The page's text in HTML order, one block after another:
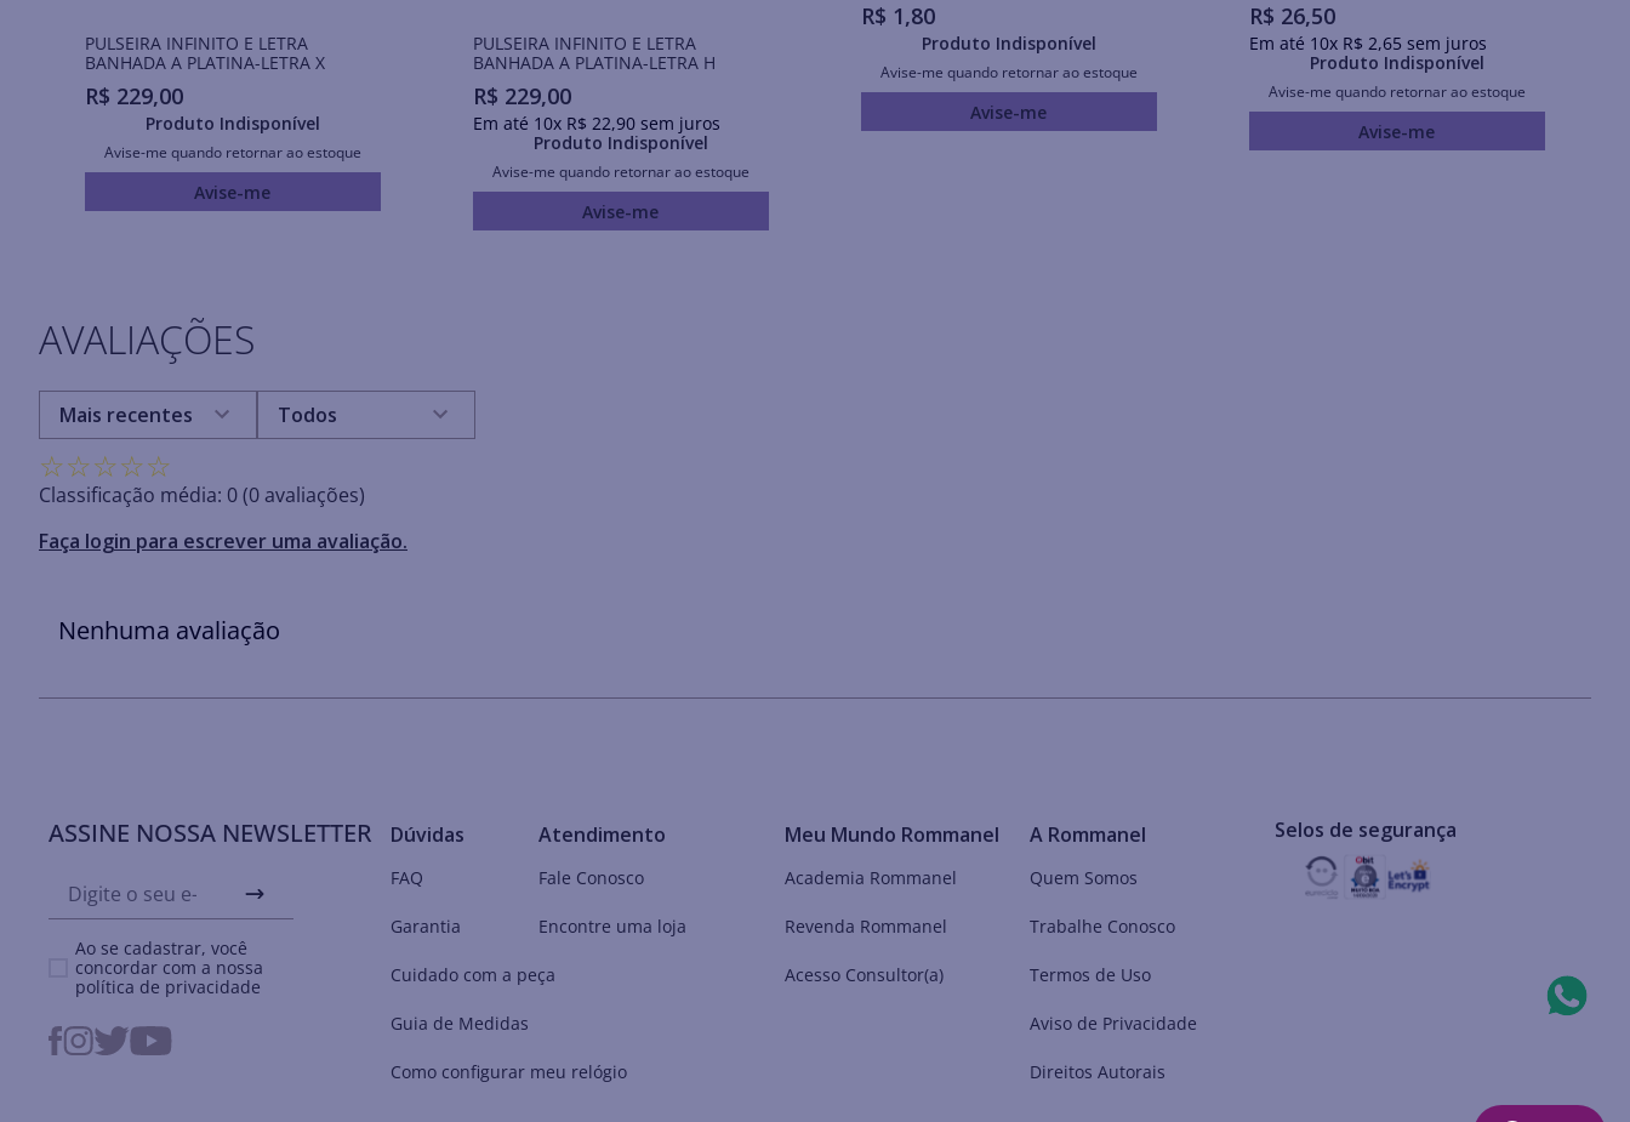
PULSEIRA INFINITO E LETRA
BANHADA A PLATINA-LETRA X
R$ 229,00
Produto Indisponível
Avise-me quando retornar ao estoque
Avise-me
PULSEIRA INFINITO E LETRA
BANHADA A PLATINA-LETRA H
R$ 229,00
Em até 10x R$ 22,90sem juros
Produto Indisponível
Avise-me quando retornar ao estoque
Avise-me
R$ 1,80
Produto Indisponível
Avise-me quando retornar ao estoque
Avise-me
R$ 26,50
Em até 10x R$ 2,65 sem juros
Produto Indisponível
Avise-me quando retornar ao estoque
Avise-me
AVALIAÇÕES
☆☆☆☆☆
Classificação média: 0(0 avaliações)
Faça login para escrever uma avaliação.
Mais recentes Todos
Nenhuma avaliação
ASSINE NOSSA NEWSLETTER
Ao se cadastrar, você
concordar com a nossa
política de privacidade
Dúvidas
FAQ
Garantia
Cuidado com a peça
Guia de Medidas
Como configurar meu relógio
Atendimento
Fale Conosco
Encontre uma loja
Meu Mundo Rommanel
Academia Rommanel
Revenda Rommanel
Acesso Consultor(a)
A Rommanel
Quem Somos
Trabalhe Conosco
Termos de Uso
Aviso de Privacidade
Direitos Autorais
Selos de segurança